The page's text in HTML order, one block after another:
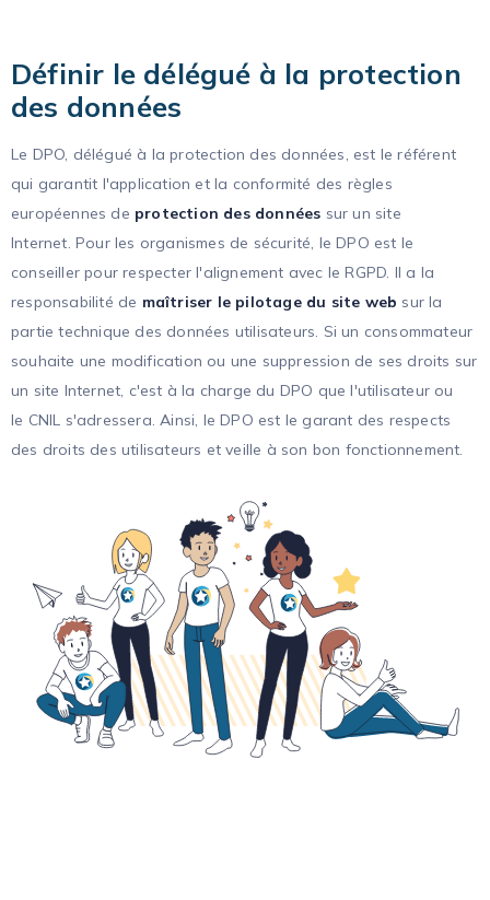
Définir le délégué à la protection
des données
Le DPO, délégué à la protection des données, est le référent
qui garantit l'application et la conformité des règles
européennes de protection des données sur un site
Internet. Pour les organismes de sécurité, le DPO est le
conseiller pour respecter l'alignement avec le RGPD. Il a la
responsabilité de maîtriser le pilotage du site web sur la
partie technique des données utilisateurs. Si un consommateur
souhaite une modification ou une suppression de ses droits sur
un site Internet, c'est à la charge du DPO que l'utilisateur ou
le CNIL s'adressera. Ainsi, le DPO est le garant des respects
des droits des utilisateurs et veille à son bon fonctionnement.